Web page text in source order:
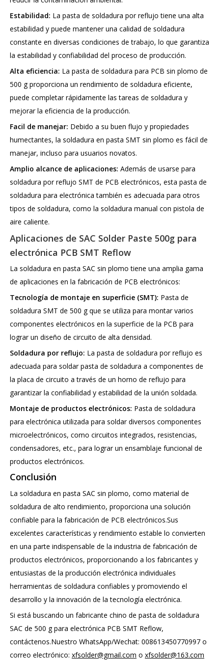
Estabilidad: La pasta de soldadura por reflujo tiene una alta
estabilidad y puede mantener una calidad de soldadura
constante en diversas condiciones de trabajo, lo que garantiza
la estabilidad y confiabilidad del proceso de producción.
Alta eficiencia: La pasta de soldadura para PCB sin plomo de
500 g proporciona un rendimiento de soldadura eficiente,
puede completar rápidamente las tareas de soldadura y
mejorar la eficiencia de la producción.
Facil de manejar: Debido a su buen flujo y propiedades
humectantes, la soldadura en pasta SMT sin plomo es fácil de
manejar, incluso para usuarios novatos.
Amplio alcance de aplicaciones: Además de usarse para
soldadura por reflujo SMT de PCB electrónicos, esta pasta de
soldadura para electrónica también es adecuada para otros
tipos de soldadura, como la soldadura manual con pistola de
aire caliente.
Aplicaciones de SAC Solder Paste 500g para
electrónica PCB SMT Reflow
La soldadura en pasta SAC sin plomo tiene una amplia gama
de aplicaciones en la fabricación de PCB electrónicos:
Tecnología de montaje en superficie (SMT): Pasta de
soldadura SMT de 500 g que se utiliza para montar varios
componentes electrónicos en la superficie de la PCB para
lograr un diseño de circuito de alta densidad.
Soldadura por reflujo: La pasta de soldadura por reflujo es
adecuada para soldar pasta de soldadura a componentes de
la placa de circuito a través de un horno de reflujo para
garantizar la confiabilidad y estabilidad de la unión soldada.
Montaje de productos electrónicos: Pasta de soldadura
para electrónica utilizada para soldar diversos componentes
microelectrónicos, como circuitos integrados, resistencias,
condensadores, etc., para lograr un ensamblaje funcional de
productos electrónicos.
Conclusión
La soldadura en pasta SAC sin plomo, como material de
soldadura de alto rendimiento, proporciona una solución
confiable para la fabricación de PCB electrónicos.Sus
excelentes características y rendimiento estable lo convierten
en una parte indispensable de la industria de fabricación de
productos electrónicos, proporcionando a los fabricantes y
entusiastas de la producción electrónica individuales
herramientas de soldadura confiables y promoviendo el
desarrollo y la innovación de la tecnología electrónica.
Si está buscando un fabricante chino de pasta de soldadura
SAC de 500 g para electrónica PCB SMT Reflow,
contáctenos.Nuestro WhatsApp/Wechat: 008613450770997 o
correo electrónico: xfsolder@gmail.com o xfsolder@163.com